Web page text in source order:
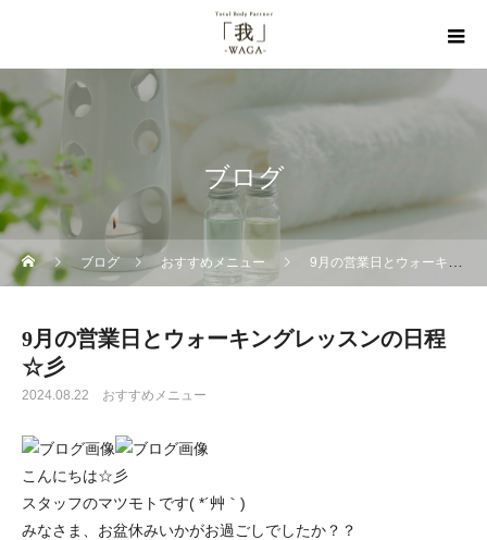
ブログ
ブログ おすすめメニュー 9月の営業日とウォーキングレッスンの日程☆彡
9月の営業日とウォーキングレッスンの日程
☆彡
2024.08.22 おすすめメニュー
こんにちは☆彡
スタッフのマツモトです( *´艸｀)
みなさま、お盆休みいかがお過ごしでしたか？？